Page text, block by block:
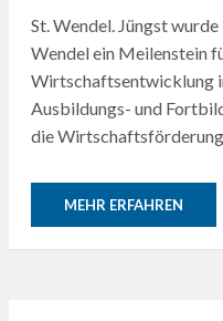
St. Wendel. Jüngst
Wendel ein Meilenstein
Wirtschaftsentwicklung
Ausbildungs- und
die
MEHR ERFAHREN